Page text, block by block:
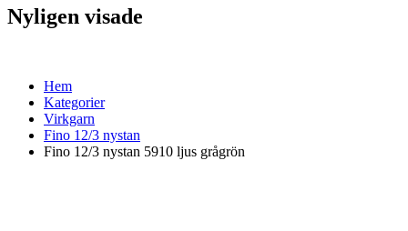
Nyligen visade
Hem
Kategorier
Virkgarn
Fino 12/3 nystan
Fino 12/3 nystan 5910 ljus grågrön